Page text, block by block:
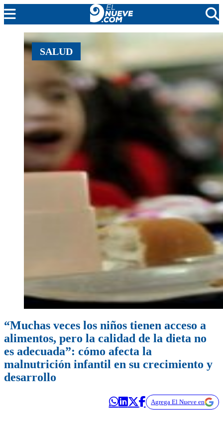
EL NUEVE
SOCIEDAD
POLICIALES
EN VIVO
SALUD
“Muchas veces los niños tienen acceso a
alimentos, pero la calidad de la dieta no
es adecuada”: cómo afecta la
malnutrición infantil en su crecimiento y
desarrollo
Agrega El Nueve en